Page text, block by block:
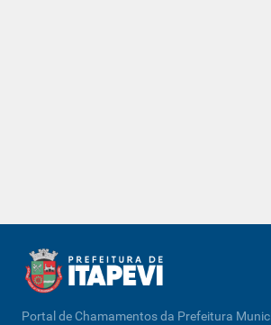
Portal de Chamamentos da Prefeitura